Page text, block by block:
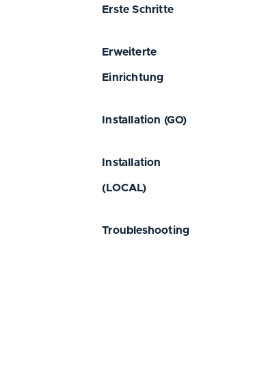
Erste Schritte
Erweiterte
Einrichtung
Installation (GO)
Installation
(LOCAL)
Troubleshooting